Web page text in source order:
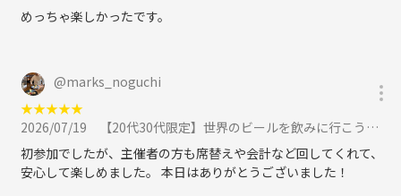
めっちゃ楽しかったです。
@marks_noguchi
★★★★★
2026/07/19
【20代30代限定】世界のビールを飲みに行こう！40種類あります🐽🐽に参加
初参加でしたが、主催者の方も席替えや会計など回してくれて、
安心して楽しめました。 本日はありがとうございました！